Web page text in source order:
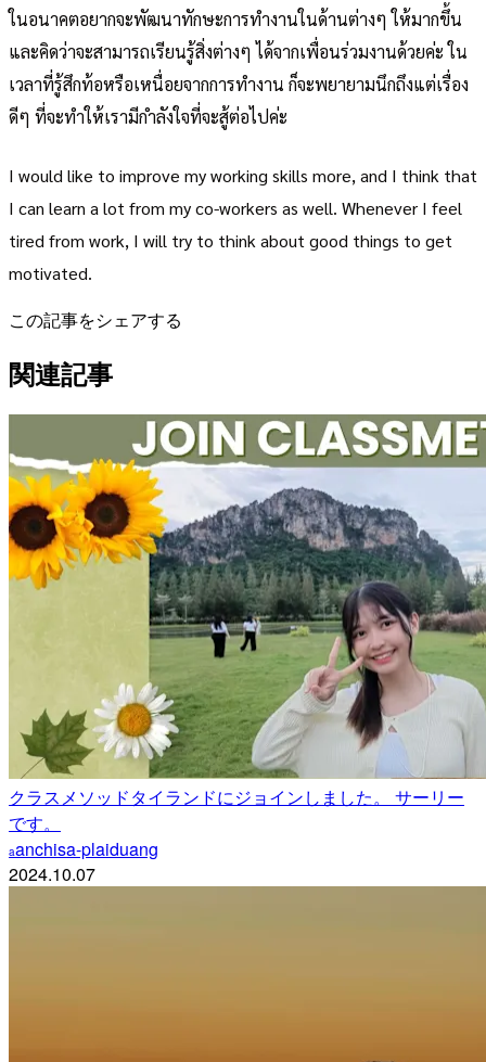
ในอนาคตอยากจะพัฒนาทักษะการทำงานในด้านต่างๆ ให้มากขึ้น
และคิดว่าจะสามารถเรียนรู้สิ่งต่างๆ ได้จากเพื่อนร่วมงานด้วยค่ะ ใน
เวลาที่รู้สึกท้อหรือเหนื่อยจากการทำงาน ก็จะพยายามนึกถึงแต่เรื่อง
ดีๆ ที่จะทำให้เรามีกำลังใจที่จะสู้ต่อไปค่ะ
I would like to improve my working skills more, and I think that
I can learn a lot from my co-workers as well. Whenever I feel
tired from work, I will try to think about good things to get
motivated.
この記事をシェアする
関連記事
クラスメソッドタイランドにジョインしました。 サーリー
です。
aanchisa-plaiduang
2024.10.07